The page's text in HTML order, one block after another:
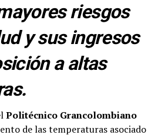
riesgos
y sus ingresos
a altas
Politécnico Grancolombiano
de las temperaturas asociado